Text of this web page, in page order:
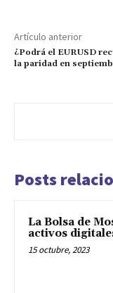
Artículo anterior
¿Podrá el EURUSD
la paridad en
Posts
La Bolsa de
activos
15 octubre, 2023